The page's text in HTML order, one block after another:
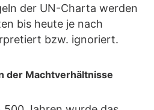
der UN-Charta werden
bis heute je nach
bzw. ignoriert.
der Machtverhältnisse